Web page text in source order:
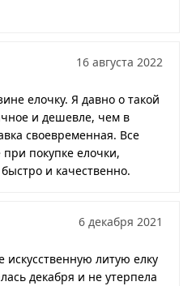
16 августа 2022
елочку. Я давно о такой
и дешевле, чем в
своевременная. Все
покупке елочки,
и качественно.
6 декабря 2021
искусственную литую елку
декабря и не утерпела